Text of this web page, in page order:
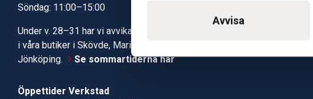
Avvisa
Söndag: 11:00–15:00
Under v. 28–31 har vi avvikande öppettider
i våra butiker i Skövde, Mariestad och
Jönköping.
Se sommartiderna här
Öppettider Verkstad
Boka tid i verkstad